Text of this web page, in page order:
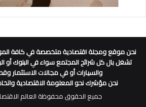
نحن موقع ومجلة اقتصادية متخصصة في كافة
تشغل بال كل شرائح المجتمع سواء في البنوك أو
والسيارات أو في مجالات الاستثمار
نحن مؤشرك نحو المعلومة الاقتصادية
جميع الحقوق محفوظة العالم الاقتصادي